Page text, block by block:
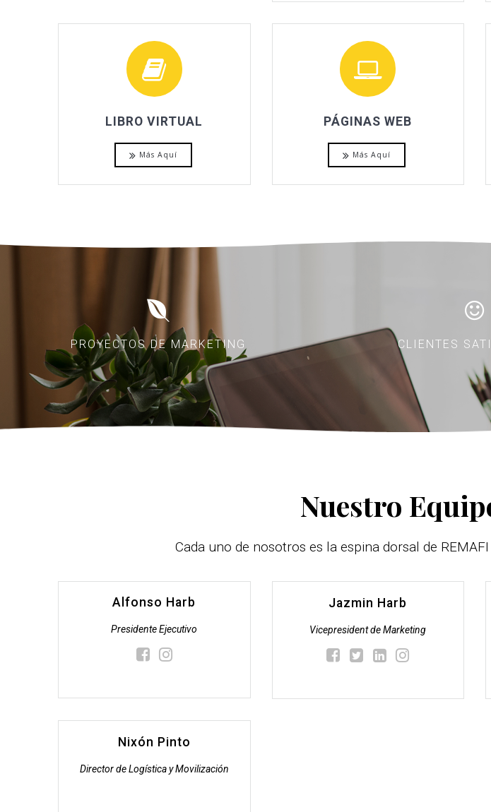
LIBRO VIRTUAL
Más Aquí
PÁGINAS WEB
Más Aquí
PROYECTOS DE MARKETING CLIENTES
Nuestro
Cada uno de nosotros es la espina dorsal de
Alfonso Harb
Presidente Ejecutivo
Jazmin Harb
Vicepresident de Marketing
Nixón Pinto
Director de Logística y Movilización